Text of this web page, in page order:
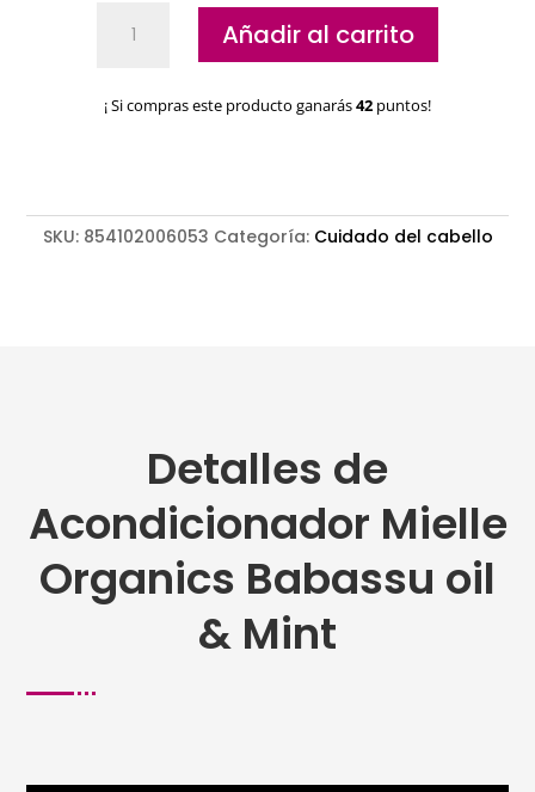
Acondicionador
Mielle
Babassu
Añadir al carrito
¡ Si compras este producto ganarás42 puntos!
SKU: 854102006053 Categoría: Cuidado del cabello
Detalles de
Acondicionador Mielle
Organics Babassu oil
& Mint